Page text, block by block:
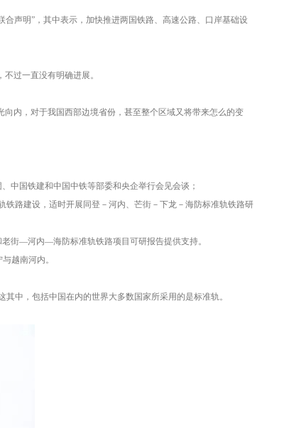
声明”，其中表示，加快推进两国铁路、高速公路、口岸基础设
过一直没有明确进展。
内，对于我国西部边境省份，甚至整个区域又将带来怎么的变
中国铁建和中国中铁等部委和央企举行会见会谈；
路建设，适时开展同登－河内、芒街－下龙－海防标准轨铁路研
街—河内—海防标准轨铁路项目可研报告提供支持。
越南河内。
中，包括中国在内的世界大多数国家所采用的是标准轨。